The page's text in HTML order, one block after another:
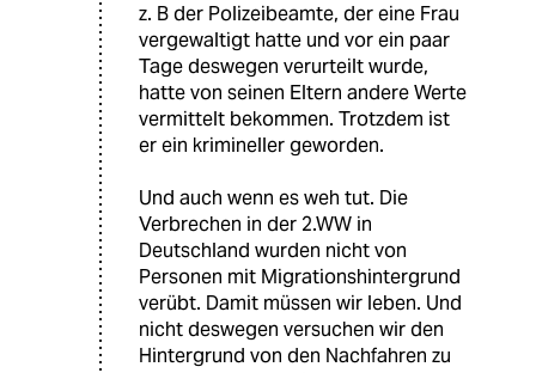
z. B der Polizeibeamte, der eine Frau
vergewaltigt hatte und vor ein paar
Tage deswegen verurteilt wurde,
hatte von seinen Eltern andere Werte
vermittelt bekommen. Trotzdem ist
er ein krimineller geworden.
Und auch wenn es weh tut. Die
Verbrechen in der 2.WW in
Deutschland wurden nicht von
Personen mit Migrationshintergrund
verübt. Damit müssen wir leben. Und
nicht deswegen versuchen wir den
Hintergrund von den Nachfahren zu